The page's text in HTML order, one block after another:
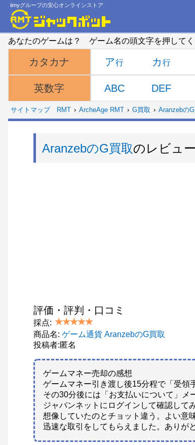
iimyグループの安心オンラインストア
あなたのゲームは？ ゲーム名の頭文字を押してく
カタカナ
英数字
ア カ
ABC DEF
サイトマップ RMT ArcheAge RMT G買取 Aranzebの
AranzebのG買取のレビュー
評価・評判・口コミ
採点:
商品名: ゲーム通貨 AranzebのG買取
投稿者:匿名
ゲームマネー売却の感想
ゲームマネー引き渡し後15分程で「受領
その30分後には「お支払いについて」メ
ジャパンネットにログインして確認して
想像していたのとチョット違う。よい意味
迅速な取引をしてもらえました。ありが